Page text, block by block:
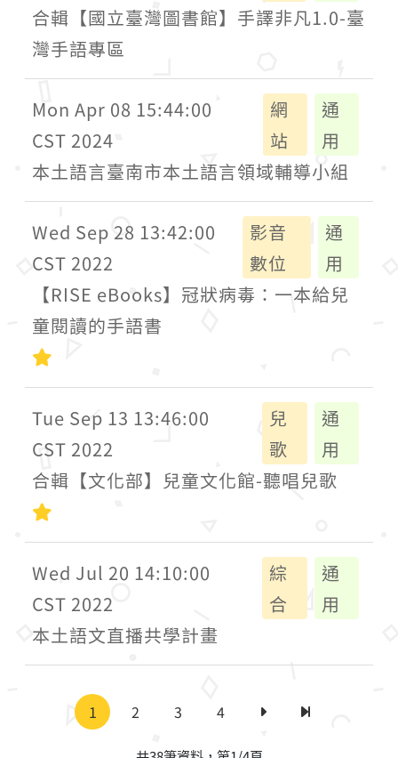
合輯【國立臺灣圖書館】手譯非凡1.0-臺
灣手語專區
Mon Apr 08 15:44:00
CST 2024
網
站
通
用
本土語言臺南市本土語言領域輔導小組
Wed Sep 28 13:42:00
CST 2022
影音
數位
通
用
【RISE eBooks】冠狀病毒：一本給兒
童閱讀的手語書
Tue Sep 13 13:46:00
CST 2022
兒
歌
通
用
合輯【文化部】兒童文化館-聽唱兒歌
Wed Jul 20 14:10:00
CST 2022
綜
合
通
用
本土語文直播共學計畫
1 2 3 4
下一頁最後一頁